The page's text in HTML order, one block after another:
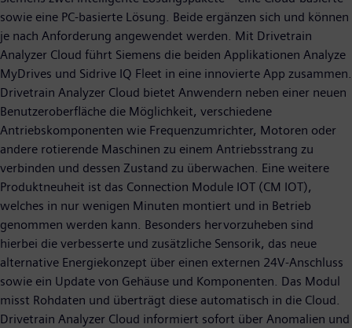
sowie eine PC-basierte Lösung. Beide ergänzen sich und können
je nach Anforderung angewendet werden. Mit Drivetrain
Analyzer Cloud führt Siemens die beiden Applikationen Analyze
MyDrives und Sidrive IQ Fleet in eine innovierte App zusammen.
Drivetrain Analyzer Cloud bietet Anwendern neben einer neuen
Benutzeroberfläche die Möglichkeit, verschiedene
Antriebskomponenten wie Frequenzumrichter, Motoren oder
andere rotierende Maschinen zu einem Antriebsstrang zu
verbinden und dessen Zustand zu überwachen. Eine weitere
Produktneuheit ist das Connection Module IOT (CM IOT),
welches in nur wenigen Minuten montiert und in Betrieb
genommen werden kann. Besonders hervorzuheben sind
hierbei die verbesserte und zusätzliche Sensorik, das neue
alternative Energiekonzept über einen externen 24V-Anschluss
sowie ein Update von Gehäuse und Komponenten. Das Modul
misst Rohdaten und überträgt diese automatisch in die Cloud.
Drivetrain Analyzer Cloud informiert sofort über Anomalien und